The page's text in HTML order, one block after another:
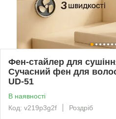
Фен-стайлер для
Сучасний фен для
UD-51
В наявності
Код: v219p3g2f
Роздріб